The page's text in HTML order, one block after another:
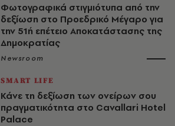
Φωτογραφικά στιγμιότυπα από την
δεξίωση στο Προεδρικό Μέγαρο για
την 51ή επέτειο Αποκατάστασης της
Δημοκρατίας
Newsroom
SMART LIFE
Κάνε τη δεξίωση των ονείρων σου
πραγματικότητα στο Cavallari Hotel
Palace